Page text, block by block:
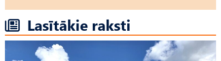
Lasītākie raksti